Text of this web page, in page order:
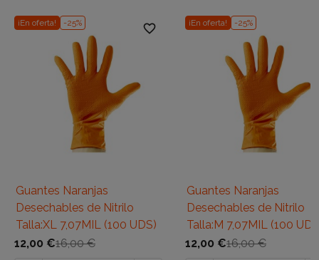
¡En oferta! -25% favorite_border
Guantes Naranjas
Desechables de Nitrilo
Talla:XL 7,07MIL (100 UDS)
12,00 €16,00 €
¡En oferta! -25%
Guantes Naranjas
Desechables de Nitrilo
Talla:M 7,07MIL (100
12,00 €16,00 €